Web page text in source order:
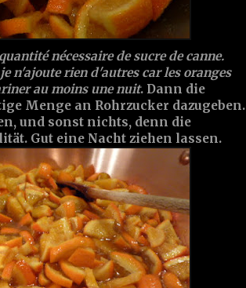
nécessaire de sucre de canne.
n'ajoute rien d'autres car les oranges
au moins une nuit. Dann die
Menge an Rohrzucker dazugeben.
und sonst nichts, denn die
Gut eine Nacht ziehen lassen.